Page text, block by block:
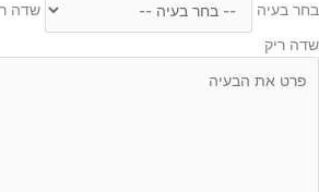
בחר בעיה
שדה
שדה ריק